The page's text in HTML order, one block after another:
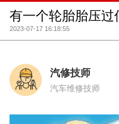
有一个轮胎胎压过
2023-07-17 16:18:55
汽修技师
汽车维修技师